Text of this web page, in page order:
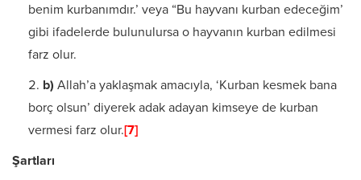
benim kurbanımdır.’ veya “Bu hayvanı kurban edeceğim’
gibi ifadelerde bulunulursa o hayvanın kurban edilmesi
farz olur.
b) Allah’a yaklaşmak amacıyla, ‘Kurban kesmek bana
borç olsun’ diye­rek adak adayan kimseye de kurban
vermesi farz olur.[7]
Şartları